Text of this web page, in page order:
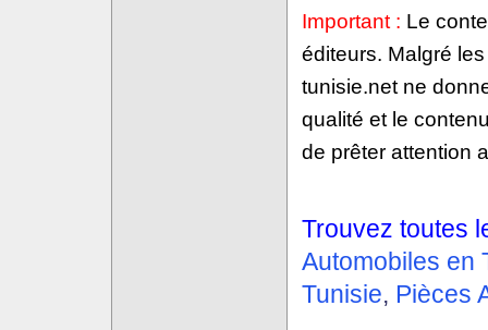
Important : Le
éditeurs. Malgré
tunisie.net ne
qualité et le
de prêter attention
Trouvez toutes
Automobiles en
Tunisie, Pièces